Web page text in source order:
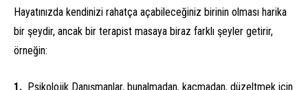
Hayatınızda kendinizi rahatça açabileceğiniz birinin olması harika
bir şeydir, ancak bir terapist masaya biraz farklı şeyler getirir,
örneğin:
Psikolojik Danışmanlar, bunalmadan, kaçmadan, düzeltmek için